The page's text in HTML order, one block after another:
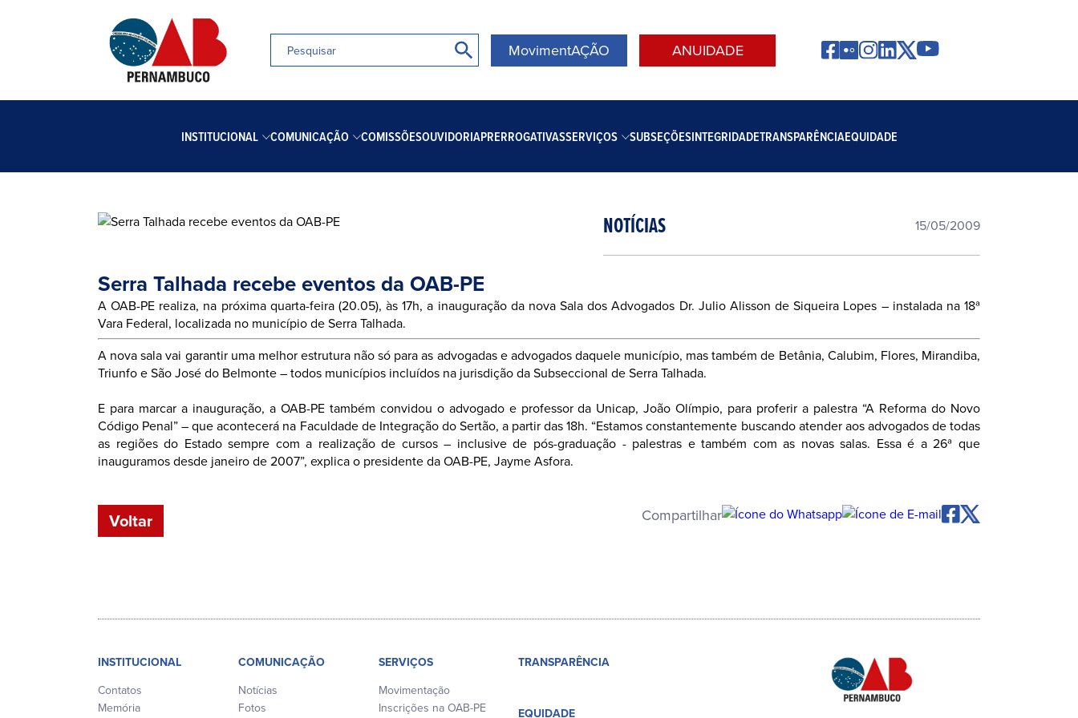
MovimentAÇÃO ANUIDADE
INSTITUCIONAL COMUNICAÇÃO COMISSÕESOUVIDORIAPRERROGATIVASSERVIÇOS SUBSEÇÕESINTEGRIDADETRANSPARÊNCIAEQUIDADE
NOTÍCIAS 15/05/2009
Serra Talhada recebe eventos da OAB-PE
A OAB-PE realiza, na próxima quarta-feira (20.05), às 17h, a inauguração da nova Sala dos Advogados Dr. Julio Alisson de Siqueira Lopes – instalada na 18ª
Vara Federal, localizada no município de Serra Talhada.
A nova sala vai garantir uma melhor estrutura não só para as advogadas e advogados daquele município, mas também de Betânia, Calubim, Flores, Mirandiba,
Triunfo e São José do Belmonte – todos municípios incluídos na jurisdição da Subseccional de Serra Talhada.
E para marcar a inauguração, a OAB-PE também convidou o advogado e professor da Unicap, João Olímpio, para proferir a palestra “A Reforma do Novo
Código Penal” – que acontecerá na Faculdade de Integração do Sertão, a partir das 18h. “Estamos constantemente buscando atender aos advogados de todas
as regiões do Estado sempre com a realização de cursos – inclusive de pós-graduação - palestras e também com as novas salas. Essa é a 26ª que
inauguramos desde janeiro de 2007”, explica o presidente da OAB-PE, Jayme Asfora.
Voltar Compartilhar
INSTITUCIONAL
Contatos
Memória
COMUNICAÇÃO
Notícias
Fotos
SERVIÇOS
Movimentação
Inscrições na OAB-PE
TRANSPARÊNCIA
EQUIDADE